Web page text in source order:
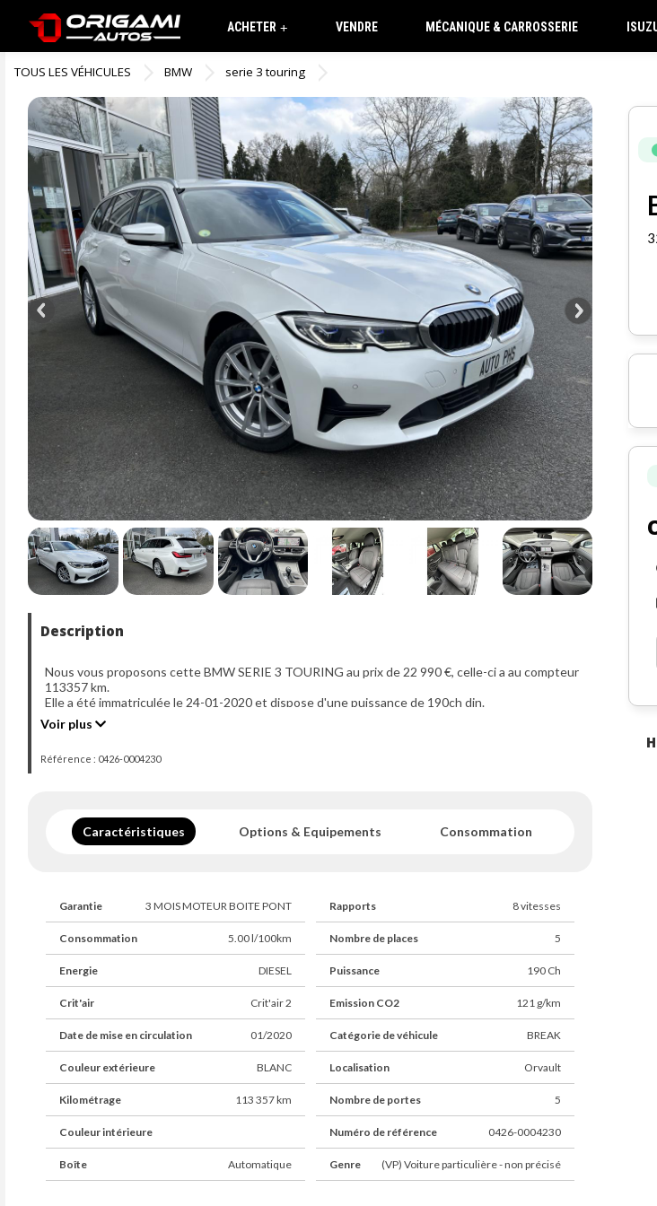
+
ACHETER VENDRE MÉCANIQUE & CARROSSERIE
TOUS LES VÉHICULES BMW serie 3 touring
Description
Nous vous proposons cette BMW SERIE 3 TOURING au prix de 22 990 €, celle-ci a au compteur
113357 km.
Elle a été immatriculée le 24-01-2020 et dispose d'une puissance de 190ch din.
Voir plus
Référence : 0426-0004230
Caractéristiques Options & Equipements Consommation
Garantie 3 MOIS MOTEUR BOITE PONT
Consommation 5.00 l/100km
Energie DIESEL
Crit'air Crit'air 2
Date de mise en circulation 01/2020
Couleur extérieure BLANC
Kilométrage 113 357 km
Couleur intérieure
Boîte Automatique
Rapports 8 vitesses
Nombre de places 5
Puissance 190 Ch
Emission CO2 121 g/km
Catégorie de véhicule BREAK
Localisation Orvault
Nombre de portes 5
Numéro de référence 0426-0004230
Genre (VP) Voiture particulière - non précisé